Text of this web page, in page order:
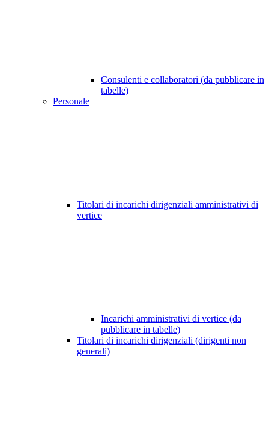
Consulenti e collaboratori (da pubblicare in
tabelle)
Personale
Titolari di incarichi dirigenziali amministrativi di
vertice
Incarichi amministrativi di vertice (da
pubblicare in tabelle)
Titolari di incarichi dirigenziali (dirigenti non
generali)